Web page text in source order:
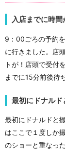
入店までに時
9：00ごろの予約
に行きました。店
トが！店頭で受付
までに15分前後待
最初にドナルド
最初にドナルドと
はここで１度しか
のショーと重なっ